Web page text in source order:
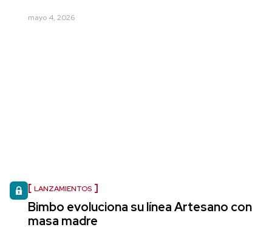
mayo 4, 2026
LANZAMIENTOS
Bimbo evoluciona su línea Artesano con
masa madre